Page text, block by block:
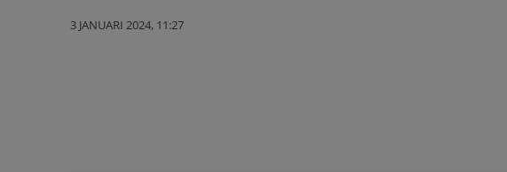
3 JANUARI 2024, 11:27